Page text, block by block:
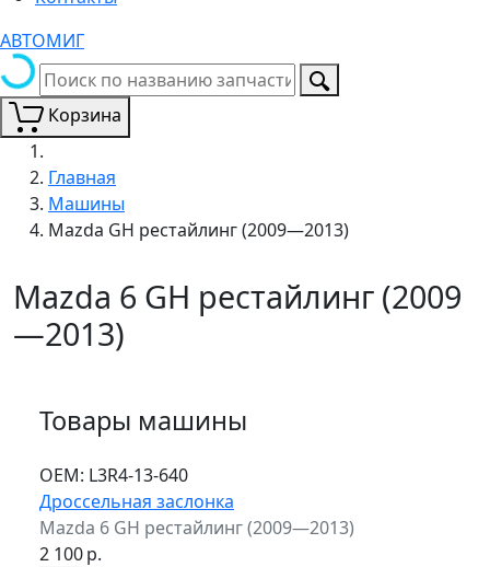
АВТОМИГ
Корзина
Главная
Машины
Mazda GH рестайлинг (2009—2013)
Mazda 6 GH рестайлинг (2009
—2013)
Товары машины
ОЕМ: L3R4-13-640
Дроссельная заслонка
Mazda 6 GH рестайлинг (2009—2013)
2 100р.